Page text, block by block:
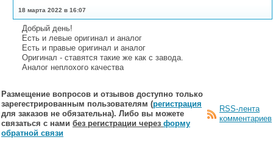
18 марта 2022 в 16:07
Добрый день!
Есть и левые оригинал и аналог
Есть и правые оригинал и аналог
Оригинал - ставятся такие же как с завода.
Аналог неплохого качества
Размещение вопросов и отзывов доступно только
зарегестрированным пользователям (регистрация
для заказов не обязательна). Либо вы можете
связаться с нами без регистрации через форму
обратной связи
RSS-лента
комментариев